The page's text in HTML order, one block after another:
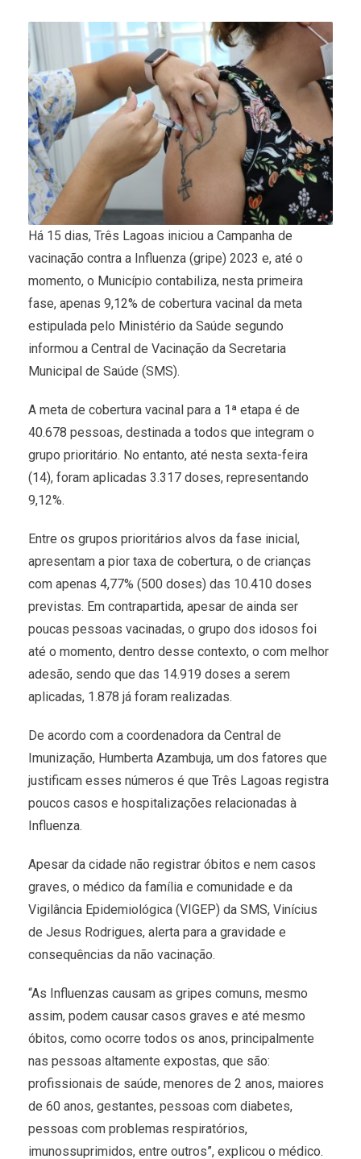
Há 15 dias, Três Lagoas iniciou a Campanha de
vacinação contra a Influenza (gripe) 2023 e, até o
momento, o Município contabiliza, nesta primeira
fase, apenas 9,12% de cobertura vacinal da meta
estipulada pelo Ministério da Saúde segundo
informou a Central de Vacinação da Secretaria
Municipal de Saúde (SMS).
A meta de cobertura vacinal para a 1ª etapa é de
40.678 pessoas, destinada a todos que integram o
grupo prioritário. No entanto, até nesta sexta-feira
(14), foram aplicadas 3.317 doses, representando
9,12%.
Entre os grupos prioritários alvos da fase inicial,
apresentam a pior taxa de cobertura, o de crianças
com apenas 4,77% (500 doses) das 10.410 doses
previstas. Em contrapartida, apesar de ainda ser
poucas pessoas vacinadas, o grupo dos idosos foi
até o momento, dentro desse contexto, o com melhor
adesão, sendo que das 14.919 doses a serem
aplicadas, 1.878 já foram realizadas.
De acordo com a coordenadora da Central de
Imunização, Humberta Azambuja, um dos fatores que
justificam esses números é que Três Lagoas registra
poucos casos e hospitalizações relacionadas à
Influenza.
Apesar da cidade não registrar óbitos e nem casos
graves, o médico da família e comunidade e da
Vigilância Epidemiológica (VIGEP) da SMS, Vinícius
de Jesus Rodrigues, alerta para a gravidade e
consequências da não vacinação.
“As Influenzas causam as gripes comuns, mesmo
assim, podem causar casos graves e até mesmo
óbitos, como ocorre todos os anos, principalmente
nas pessoas altamente expostas, que são:
profissionais de saúde, menores de 2 anos, maiores
de 60 anos, gestantes, pessoas com diabetes,
pessoas com problemas respiratórios,
imunossuprimidos, entre outros”, explicou o médico.